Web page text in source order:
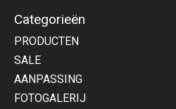
Categorieën
PRODUCTEN
SALE
AANPASSING
FOTOGALERIJ